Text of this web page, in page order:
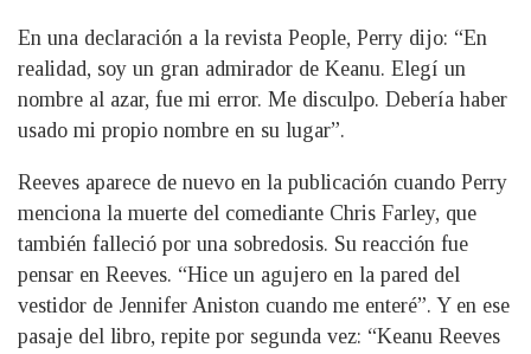
En una declaración a la revista People, Perry dijo: “En
realidad, soy un gran admirador de Keanu. Elegí un
nombre al azar, fue mi error. Me disculpo. Debería haber
usado mi propio nombre en su lugar”.
Reeves aparece de nuevo en la publicación cuando Perry
menciona la muerte del comediante Chris Farley, que
también falleció por una sobredosis. Su reacción fue
pensar en Reeves. “Hice un agujero en la pared del
vestidor de Jennifer Aniston cuando me enteré”. Y en ese
pasaje del libro, repite por segunda vez: “Keanu Reeves